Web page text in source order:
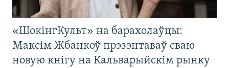
«ШокінгКульт» на барахолаўцы:
Максім Жбанкоў прэзэнтаваў сваю
новую кнігу на Кальварыйскім рынку